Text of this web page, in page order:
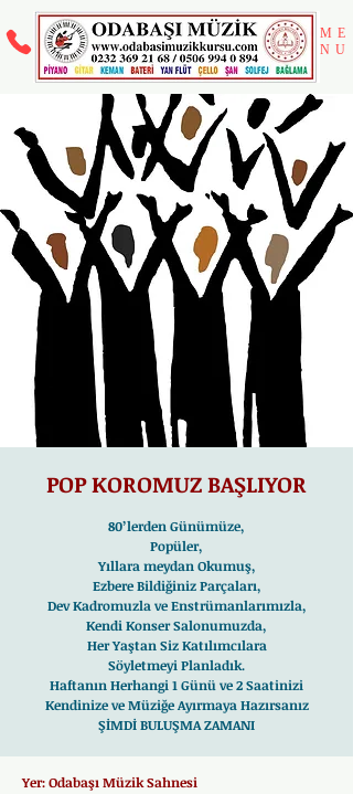
ME
NU
POP KOROMUZ BAŞLIYOR
80’lerden Günümüze,
Popüler,
Yıllara meydan Okumuş,
Ezbere Bildiğiniz Parçaları,
Dev Kadromuzla ve Enstrümanlarımızla,
Kendi Konser Salonumuzda,
Her Yaştan Siz Katılımcılara
Söyletmeyi Planladık.
Haftanın Herhangi 1 Günü ve 2 Saatinizi
Kendinize ve Müziğe Ayırmaya Hazırsanız
ŞİMDİ BULUŞMA ZAMANI
Yer: Odabaşı Müzik Sahnesi